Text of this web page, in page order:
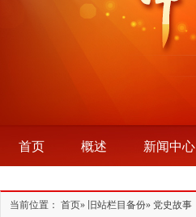
首页 概述 新闻中心
当前位置： 首页» 旧站栏目备份» 党史故事